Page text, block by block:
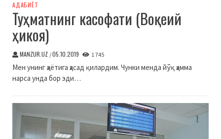
АДАБИЁТ
Туҳматнинг касофати (Воқеий
ҳикоя)
MANZUR.UZ /05.10.2019 1 745
Мен унинг ҳаётига ҳасад қилардим. Чунки менда йўқ ҳамма
нарса унда бор эди…